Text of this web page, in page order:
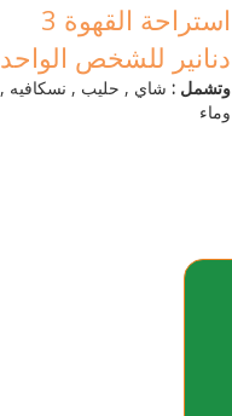
استراحة القهوة 3
دنانير للشخص الواحد
وتشمل : شاي , حليب , نسكافيه ,
وماء